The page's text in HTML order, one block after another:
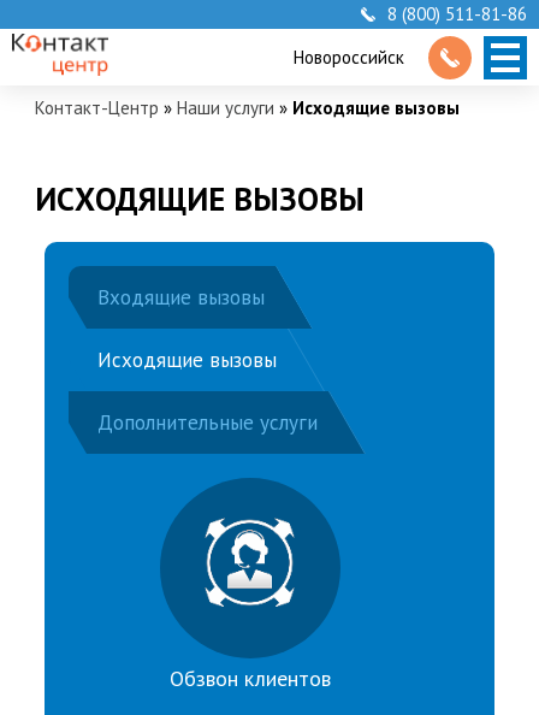
8 (800) 511-81-86
Новороссийск
Контакт-Центр » Наши услуги » Исходящие вызовы
ИСХОДЯЩИЕ ВЫЗОВЫ
Входящие вызовы
Исходящие вызовы
Дополнительные услуги
Обзвон клиентов